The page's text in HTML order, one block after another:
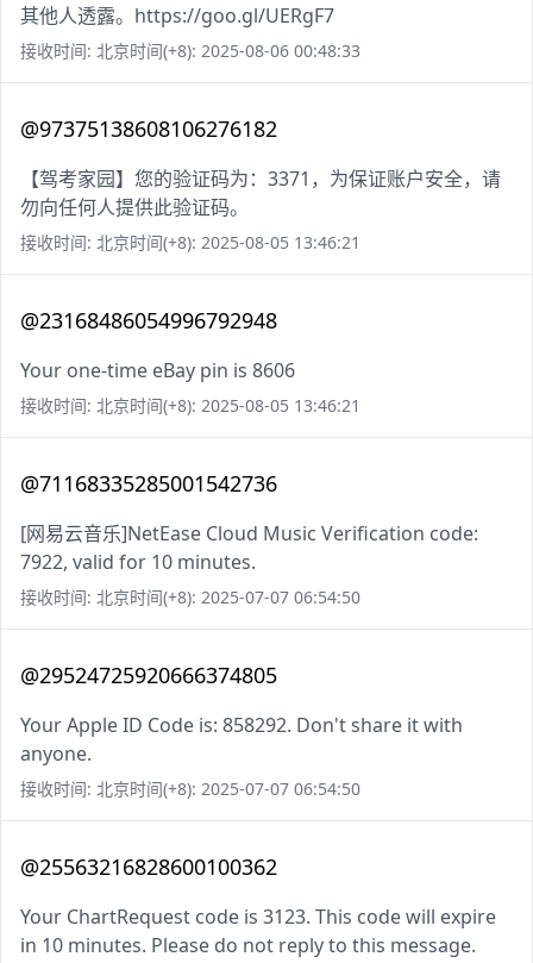
其他人透露。https://goo.gl/UERgF7
接收时间: 北京时间(+8): 2025-08-06 00:48:33
@97375138608106276182
【驾考家园】您的验证码为：3371，为保证账户安全，请
勿向任何人提供此验证码。
接收时间: 北京时间(+8): 2025-08-05 13:46:21
@23168486054996792948
Your one-time eBay pin is 8606
接收时间: 北京时间(+8): 2025-08-05 13:46:21
@71168335285001542736
[网易云音乐]NetEase Cloud Music Verification code:
7922, valid for 10 minutes.
接收时间: 北京时间(+8): 2025-07-07 06:54:50
@29524725920666374805
Your Apple ID Code is: 858292. Don't share it with
anyone.
接收时间: 北京时间(+8): 2025-07-07 06:54:50
@25563216828600100362
Your ChartRequest code is 3123. This code will expire
in 10 minutes. Please do not reply to this message.